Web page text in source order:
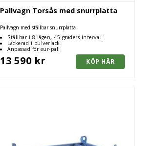
Pallvagn Torsås med snurrplatta
Pallvagn med ställbar snurrplatta
Ställbar i 8 lägen, 45 graders intervall
Lackerad i pulverlack
Anpassad för eur-pall
13 590 kr